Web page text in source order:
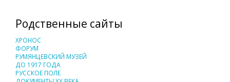
Родственные сайты
ХРОНОС
ФОРУМ
РУМЯНЦЕВСКИЙ МУЗЕЙ
ДО 1917 ГОДА
РУССКОЕ ПОЛЕ